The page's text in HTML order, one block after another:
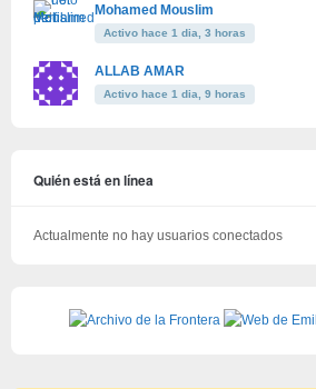
Mohamed Mouslim
Activo hace 1 dia, 3 horas
ALLAB AMAR
Activo hace 1 dia, 9 horas
Quién está en línea
Actualmente no hay usuarios conectados